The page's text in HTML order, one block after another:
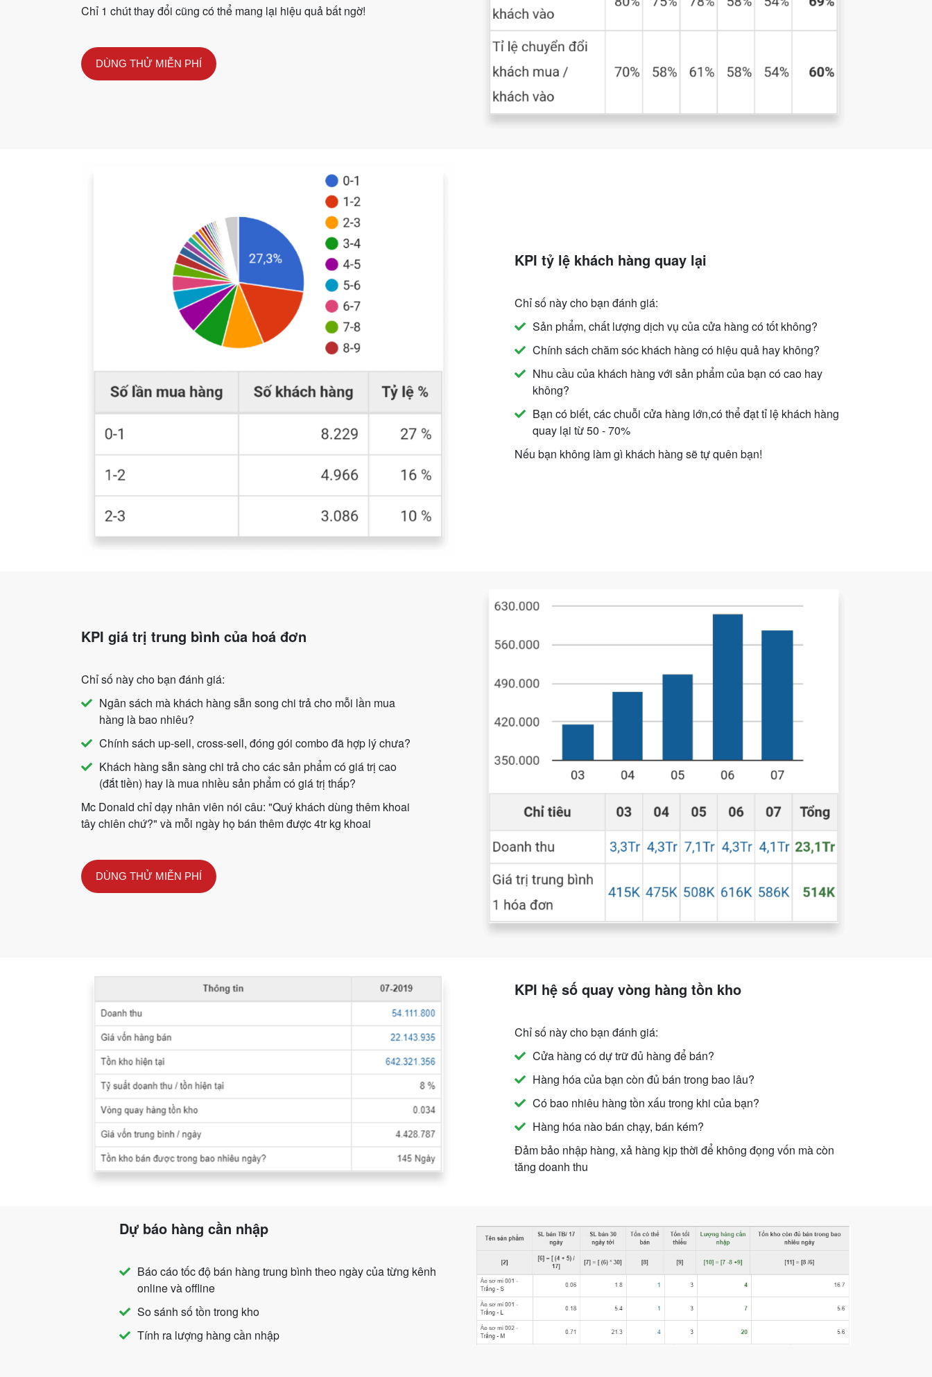
Chỉ 1 chút thay đổi cũng có thể mang lại hiệu quả bất ngờ!
DÙNG THỬ MIỄN PHÍ
KPI tỷ lệ khách hàng quay lại
Chỉ số này cho bạn đánh giá:
Sản phẩm, chất lượng dịch vụ của cửa hàng có tốt không?
Chính sách chăm sóc khách hàng có hiệu quả hay không?
Nhu cầu của khách hàng với sản phẩm của bạn có cao hay
không?
Bạn có biết, các chuỗi cửa hàng lớn,có thể đạt tỉ lệ khách hàng
quay lại từ 50 - 70%
Nếu bạn không làm gì khách hàng sẽ tự quên bạn!
KPI giá trị trung bình của hoá đơn
Chỉ số này cho bạn đánh giá:
Ngân sách mà khách hàng sẵn song chi trả cho mỗi lần mua
hàng là bao nhiêu?
Chính sách up-sell, cross-sell, đóng gói combo đã hợp lý chưa?
Khách hàng sẵn sàng chi trả cho các sản phẩm có giá trị cao
(đắt tiền) hay là mua nhiều sản phẩm có giá trị thấp?
Mc Donald chỉ dạy nhân viên nói câu: "Quý khách dùng thêm khoai
tây chiên chứ?" và mỗi ngày họ bán thêm được 4tr kg khoai
DÙNG THỬ MIỄN PHÍ
KPI hệ số quay vòng hàng tồn kho
Chỉ số này cho bạn đánh giá:
Cửa hàng có dự trữ đủ hàng để bán?
Hàng hóa của bạn còn đủ bán trong bao lâu?
Có bao nhiêu hàng tồn xấu trong khi của bạn?
Hàng hóa nào bán chạy, bán kém?
Đảm bảo nhập hàng, xả hàng kịp thời để không đọng vốn mà còn
tăng doanh thu
Dự báo hàng cần nhập
Báo cáo tốc độ bán hàng trung bình theo ngày của từng kênh
online và offline
So sánh số tồn trong kho
Tính ra lượng hàng cần nhập